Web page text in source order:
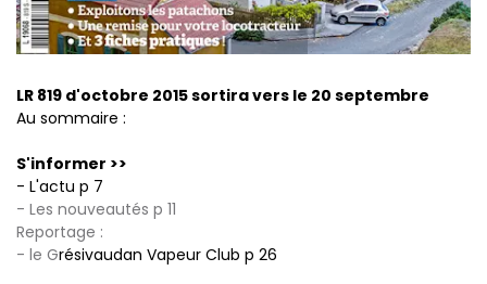
LR 819 d'octobre 2015 sortira vers le 20 septembre
Au sommaire :
S'informer >>
- L'actu p 7­
- Les nouveautés p 11
Reportage :
- le Grésivaudan Vapeur Club p 26